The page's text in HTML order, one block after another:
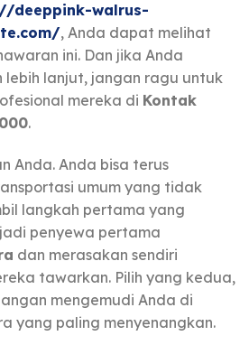
deeppink-walrus-
, Anda dapat melihat
ini. Dan jika Anda
lebih lanjut, jangan ragu untuk
mereka di Kontak
.
Anda. Anda bisa terus
umum yang tidak
langkah pertama yang
penyewa pertama
dan merasakan sendiri
tawarkan. Pilih yang kedua,
mengemudi Anda di
yang paling menyenangkan.